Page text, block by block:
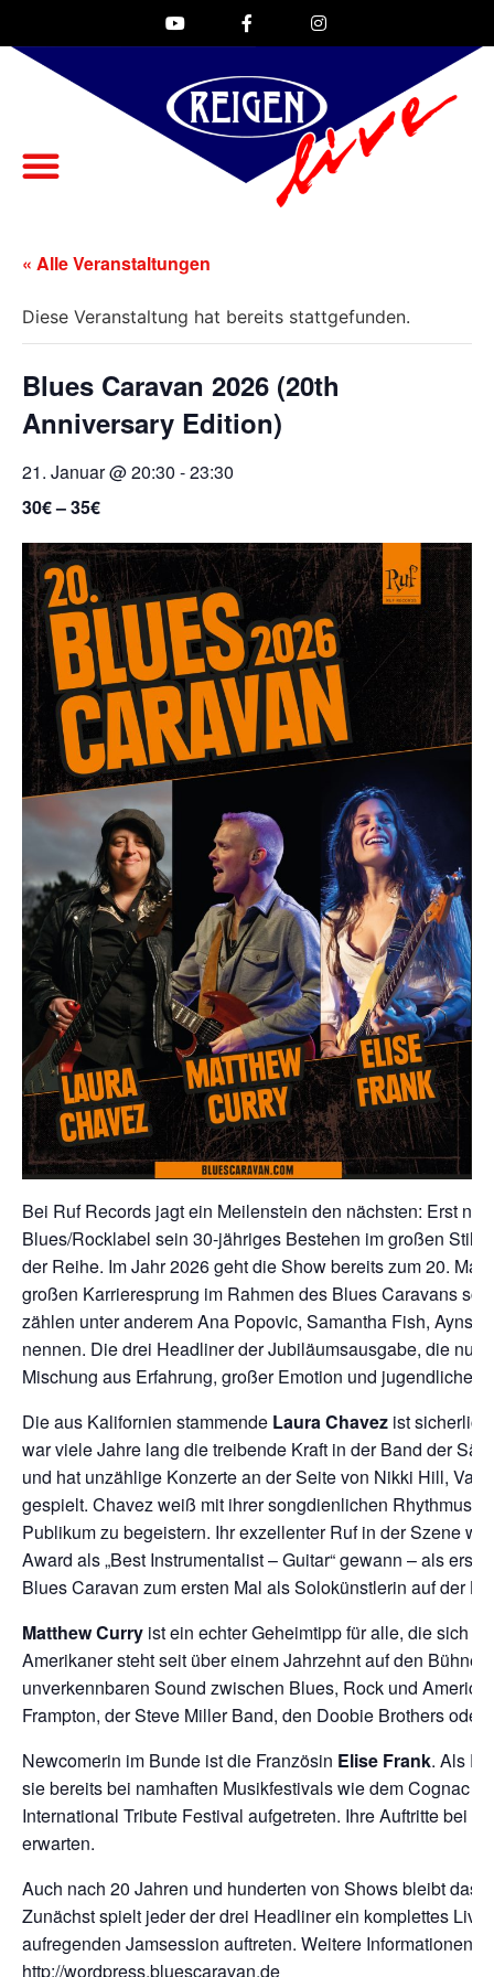
« Alle Veranstaltungen
Diese Veranstaltung hat bereits stattgefunden.
Blues Caravan 2026 (20th
Anniversary Edition)
21. Januar @ 20:30 -23:30
30€ – 35€
Bei Ruf Records jagt ein Meilenstein den nächsten: Erst
Blues/Rocklabel sein 30-jähriges Bestehen im großen Stil,
der Reihe. Im Jahr 2026 geht die Show bereits zum 20.
großen Karrieresprung im Rahmen des Blues Caravans
zählen unter anderem Ana Popovic, Samantha Fish,
nennen. Die drei Headliner der Jubiläumsausgabe, die
Mischung aus Erfahrung, großer Emotion und jugendlicher
Die aus Kalifornien stammende Laura Chavez ist
war viele Jahre lang die treibende Kraft in der Band der
und hat unzählige Konzerte an der Seite von Nikki Hill,
gespielt. Chavez weiß mit ihrer songdienlichen
Publikum zu begeistern. Ihr exzellenter Ruf in der Szene
Award als „Best Instrumentalist – Guitar“ gewann – als
Blues Caravan zum ersten Mal als Solokünstlerin auf der
Matthew Curry ist ein echter Geheimtipp für alle, die sich
Amerikaner steht seit über einem Jahrzehnt auf den
unverkennbaren Sound zwischen Blues, Rock und
Frampton, der Steve Miller Band, den Doobie Brothers oder
Newcomerin im Bunde ist die Französin Elise Frank. Als
sie bereits bei namhaften Musikfestivals wie dem Cognac
International Tribute Festival aufgetreten. Ihre Auftritte bei
erwarten.
Auch nach 20 Jahren und hunderten von Shows bleibt das
Zunächst spielt jeder der drei Headliner ein komplettes
aufregenden Jamsession auftreten. Weitere Informationen
http://wordpress.bluescaravan.de